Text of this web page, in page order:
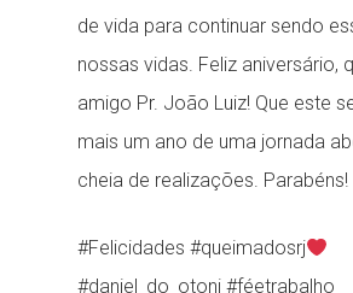
de vida para continuar sendo
nossas vidas. Feliz aniversário,
amigo Pr. João Luiz! Que este
mais um ano de uma jornada
cheia de realizações. Parabéns!
#Felicidades #queimadosrj
#daniel_do_otoni #féetrabalho